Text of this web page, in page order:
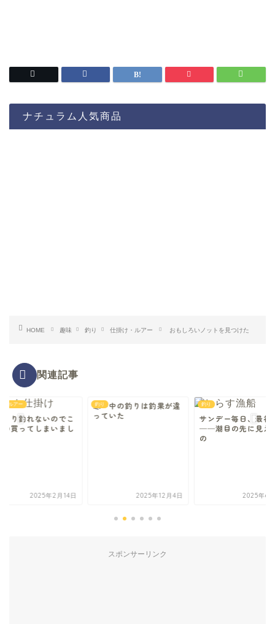
ナチュラム人気商品
HOME 趣味 釣り 仕掛け・ルアー おもしろいノットを見つけた
関連記事
・ルアー
まり釣れないのでこ
の買ってしまいまし
2025年2月14日
釣り
寒い中の釣りは釣果が違
っていた
2025年12月4日
釣り
サンデー毎日、最初
──潮目の先に見え
の
2025年6
スポンサーリンク